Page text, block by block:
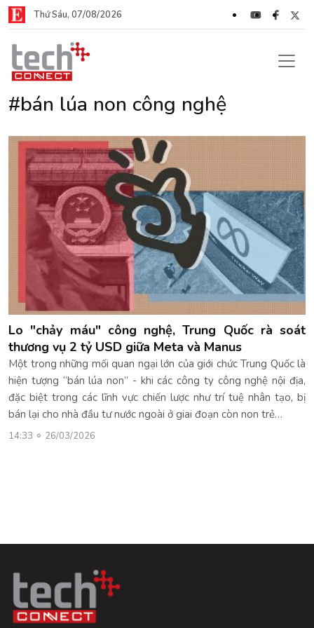
Thứ Sáu, 07/08/2026
#bán lúa non công nghệ
Lo "chảy máu" công nghệ, Trung Quốc rà soát
thương vụ 2 tỷ USD giữa Meta và Manus
Một trong những mối quan ngại lớn của giới chức Trung Quốc là
hiện tượng “bán lúa non” - khi các công ty công nghệ nội địa,
đặc biệt trong các lĩnh vực chiến lược như trí tuệ nhân tạo, bị
bán lại cho nhà đầu tư nước ngoài ở giai đoạn còn non trẻ…
14:33 26/03/2026